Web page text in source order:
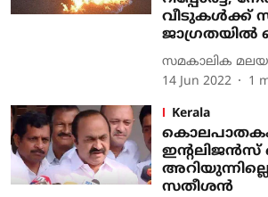
വീടുകള്‍ക്ക്
ജാഗ്രതയില്‍
സമകാലിക
14 Jun 2022
1
Kerala
ഇന്റലിജൻസ്
സതീശൻ